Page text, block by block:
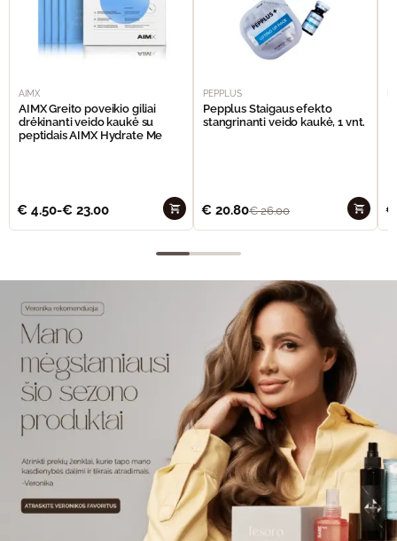
AIMX
AIMX Greito poveikio giliai
drėkinanti veido kaukė su
peptidais AIMX Hydrate Me
€ 4.50-€ 23.00
PEPPLUS
Pepplus Staigaus efekto
stangrinanti veido kaukė, 1 vnt.
€ 20.80€26.00 €